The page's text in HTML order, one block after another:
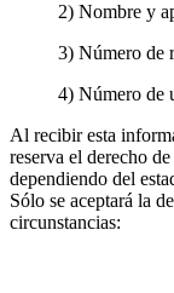
2) Nombre y
3) Número de
4) Número de
Al recibir esta
reserva el derecho
dependiendo del
Sólo se aceptará la
circunstancias: